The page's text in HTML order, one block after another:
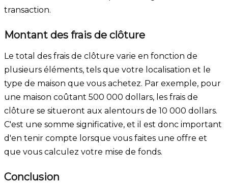
transaction.
Montant des frais de clôture
Le total des frais de clôture varie en fonction de
plusieurs éléments, tels que votre localisation et le
type de maison que vous achetez. Par exemple, pour
une maison coûtant 500 000 dollars, les frais de
clôture se situeront aux alentours de 10 000 dollars.
C'est une somme significative, et il est donc important
d'en tenir compte lorsque vous faites une offre et
que vous calculez votre mise de fonds.
Conclusion